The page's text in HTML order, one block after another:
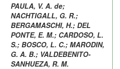
PAULA, V. A. de;
NACHTIGALL, G. R.;
BERGAMASCHI, H.; DEL
PONTE, E. M.; CARDOSO, L.
S.; BOSCO, L. C.; MARODIN,
G. A. B.; VALDEBENITO-
SANHUEZA, R. M.